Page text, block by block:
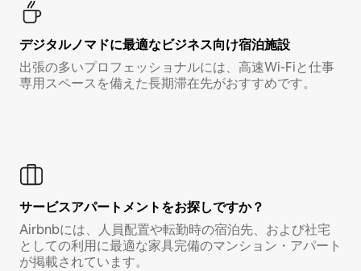
デジタルノマド⁠に最⁠適⁠なビ⁠ジ⁠ネ⁠ス⁠向⁠け宿⁠泊⁠施⁠設
出張の多いプロフェッショナルには、高速Wi-Fiと仕事
専用スペースを備えた長期滞在先がおすすめです。
サービスアパートメントをお探しですか？
Airbnbには、人員配置や転勤時の宿泊先、および社宅
としての利用に最適な家具完備のマンション・アパート
が掲載されています。